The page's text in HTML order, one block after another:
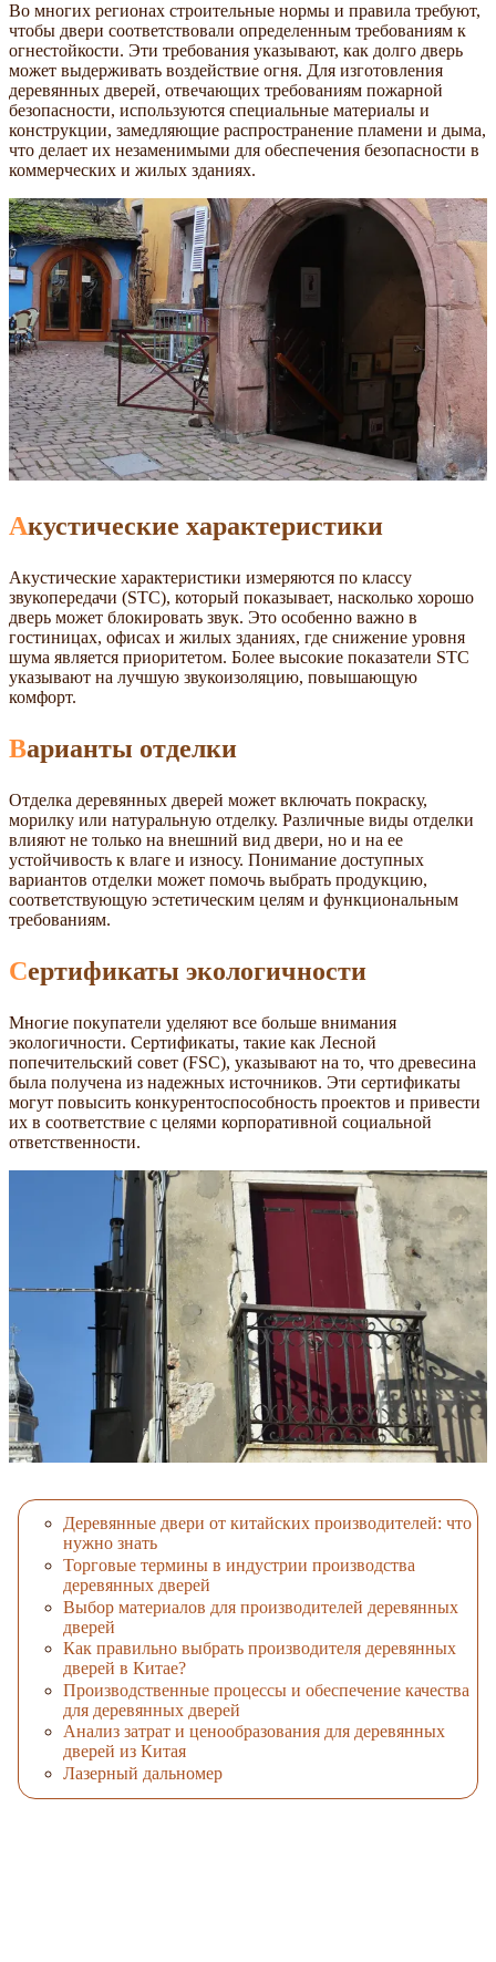
Во многих регионах строительные нормы и правила требуют,
чтобы двери соответствовали определенным требованиям к
огнестойкости. Эти требования указывают, как долго дверь
может выдерживать воздействие огня. Для изготовления
деревянных дверей, отвечающих требованиям пожарной
безопасности, используются специальные материалы и
конструкции, замедляющие распространение пламени и дыма,
что делает их незаменимыми для обеспечения безопасности в
коммерческих и жилых зданиях.
Акустические характеристики
Акустические характеристики измеряются по классу
звукопередачи (STC), который показывает, насколько хорошо
дверь может блокировать звук. Это особенно важно в
гостиницах, офисах и жилых зданиях, где снижение уровня
шума является приоритетом. Более высокие показатели STC
указывают на лучшую звукоизоляцию, повышающую
комфорт.
Варианты отделки
Отделка деревянных дверей может включать покраску,
морилку или натуральную отделку. Различные виды отделки
влияют не только на внешний вид двери, но и на ее
устойчивость к влаге и износу. Понимание доступных
вариантов отделки может помочь выбрать продукцию,
соответствующую эстетическим целям и функциональным
требованиям.
Сертификаты экологичности
Многие покупатели уделяют все больше внимания
экологичности. Сертификаты, такие как Лесной
попечительский совет (FSC), указывают на то, что древесина
была получена из надежных источников. Эти сертификаты
могут повысить конкурентоспособность проектов и привести
их в соответствие с целями корпоративной социальной
ответственности.
Деревянные двери от китайских производителей: что
нужно знать
Торговые термины в индустрии производства
деревянных дверей
Выбор материалов для производителей деревянных
дверей
Как правильно выбрать производителя деревянных
дверей в Китае?
Производственные процессы и обеспечение качества
для деревянных дверей
Анализ затрат и ценообразования для деревянных
дверей из Китая
Лазерный дальномер